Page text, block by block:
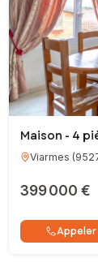
Maison - 4
Viarmes (
399 000 €
Appeler